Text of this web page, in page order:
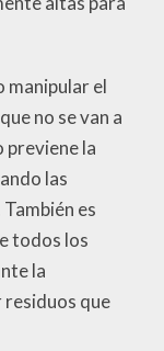
el
no se van a
previene la
las
es
todos los
la
que